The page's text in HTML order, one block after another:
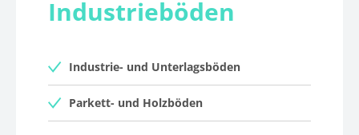
Industrieböden
Industrie- und Unterlagsböden
Parkett- und Holzböden